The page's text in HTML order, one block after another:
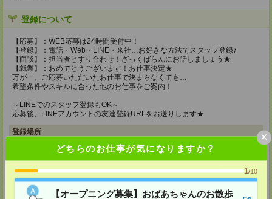
どちらのお仕事が気になりますか？
1/10
【オープニング募集】おばあちゃんのお散歩
×
登録について
【応募】：WEB応募は24時間受付中！
【登録】：電話・Web・LINE・来社…お好きな方法でスタッフ登録♪
【面談】：担当者とすり合わせ！ざっくばらんにお話しましょう★
【就業】：おめでとうございます！お仕事決定★
万が一、ご応募いただいたお仕事で決まらなくても…
希望条件やスキルに合った他のお仕事をご案内！
～LINEでのスタッフ登録もOK～
応募後、LINEアカウントの友達登録URLをお送りします★
登録場所
【MD京都支店】
京都府京都市中京区虎屋町577-2 井門烏丸姉小路ビル3F
TEL：0120514202
担当：採用担当：内田